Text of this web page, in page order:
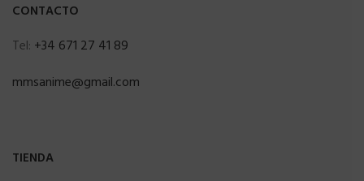
CONTACTO
Tel: +34 671 27 41 89
mmsanime@gmail.com
TIENDA